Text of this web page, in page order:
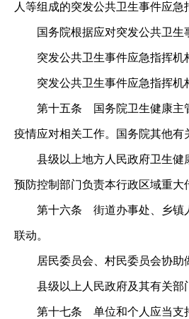
人等组成的突发公共卫生事件应
国务院根据应对突发公共卫生事
突发公共卫生事件应急指挥机构
突发公共卫生事件应急指挥机构
第十五条 国务院卫生健康主
疫情应对相关工作。国务院其他
县级以上地方人民政府卫生健康
预防控制部门负责本行政区域重
第十六条 街道办事处、乡镇
联动。
居民委员会、村民委员会协助做
县级以上人民政府及其有关部门
第十七条 单位和个人应当支